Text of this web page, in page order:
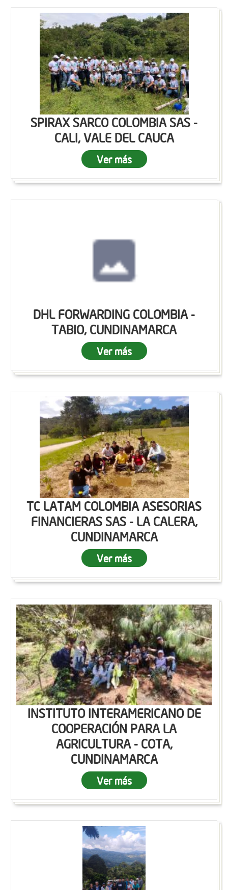
SPIRAX SARCO COLOMBIA SAS -
CALI, VALE DEL CAUCA
Ver más
DHL FORWARDING COLOMBIA -
TABIO, CUNDINAMARCA
Ver más
TC LATAM COLOMBIA ASESORIAS
FINANCIERAS SAS - LA CALERA,
CUNDINAMARCA
Ver más
INSTITUTO INTERAMERICANO DE
COOPERACIÓN PARA LA
AGRICULTURA - COTA,
CUNDINAMARCA
Ver más